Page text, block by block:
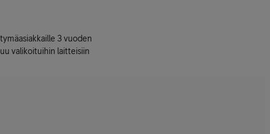
3 vuoden
valikoituihin laitteisiin